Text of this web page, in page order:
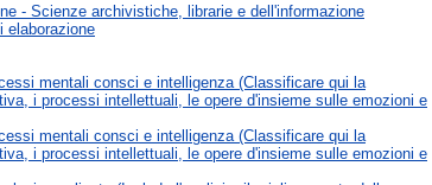
- Scienze archivistiche, librarie e dell'informazione
elaborazione
mentali consci e intelligenza (Classificare qui la
i processi intellettuali, le opere d'insieme sulle emozioni e
mentali consci e intelligenza (Classificare qui la
i processi intellettuali, le opere d'insieme sulle emozioni e